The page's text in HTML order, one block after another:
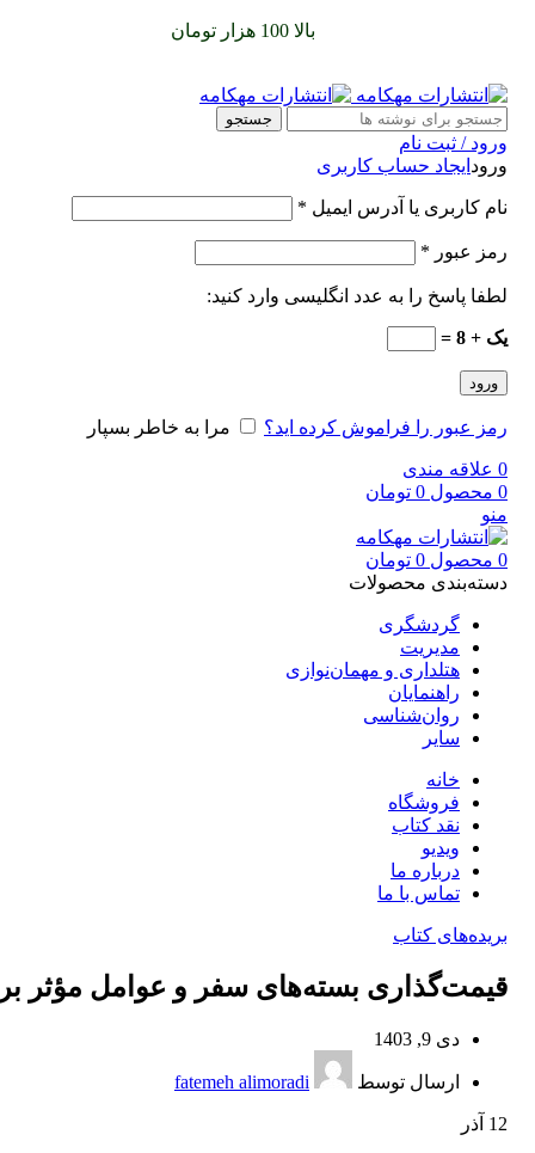
بالا 100 هزار تومان
جستجو
ورود / ثبت نام
ورود ایجاد حساب کاربری
نام کاربری یا آدرس ایمیل *
رمز عبور *
لطفا پاسخ را به عدد انگلیسی وارد کنید:
یک + 8 =
ورود
رمز عبور را فراموش کرده اید؟ مرا به خاطر بسپار
0 علاقه مندی
0 محصول 0 تومان
منو
0 محصول 0 تومان
دسته‌بندی محصولات
گردشگری
مدیریت
هتلداری و مهمان‌نوازی
راهنمایان
روان‌شناسی
سایر
خانه
فروشگاه
نقد کتاب
ویدیو
درباره‌ ما
تماس با ما
بریده‌های کتاب
قیمت‌گذاری بسته‌های سفر و عوامل مؤثر
دی 9, 1403
ارسال توسط fatemeh alimoradi
12 آذر